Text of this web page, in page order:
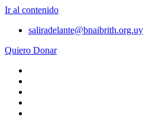
Ir al contenido
saliradelante@bnaibrith.org.uy
Quiero Donar